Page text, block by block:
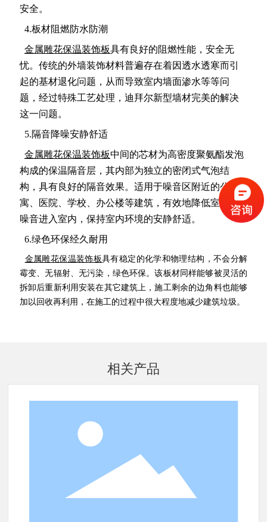
安全。
4.板材阻燃防水防潮
金属雕花保温装饰板具有良好的阻燃性能，安全无
忧。传统的外墙装饰材料普遍存在着因透水透寒而引
起的基材退化问题，从而导致室内墙面渗水等等问
题，经过特殊工艺处理，迪拜尔新型墙材完美的解决
这一问题。
5.隔音降噪安静舒适
金属雕花保温装饰板中间的芯材为高密度聚氨酯发泡
构成的保温隔音层，其内部为独立的密闭式气泡结
构，具有良好的隔音效果。适用于噪音区附近的公
寓、医院、学校、办公楼等建筑，有效地降低室外的
噪音进入室内，保持室内环境的安静舒适。
6.绿色环保经久耐用
金属雕花保温装饰板具有稳定的化学和物理结构，不会分解
霉变、无辐射、无污染，绿色环保。该板材同样能够被灵活的
拆卸后重新利用安装在其它建筑上，施工剩余的边角料也能够
加以回收再利用，在施工的过程中很大程度地减少建筑垃圾。
相关产品